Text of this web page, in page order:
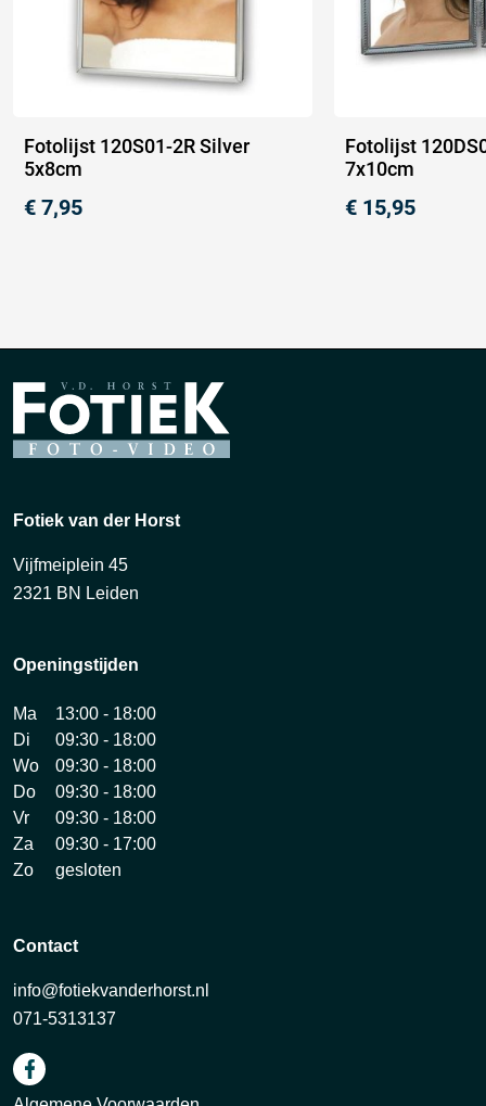
Fotolijst 120S01-2R Silver
5x8cm
€ 7,95
Fotolijst
7x10cm
€ 15,95
Fotiek van der Horst
Vijfmeiplein 45
2321 BN Leiden
Openingstijden
Ma
13:00 - 18:00
Di
09:30 - 18:00
Wo
09:30 - 18:00
Do
09:30 - 18:00
Vr
09:30 - 18:00
Za
09:30 - 17:00
Zo
gesloten
Contact
info@fotiekvanderhorst.nl
071-5313137